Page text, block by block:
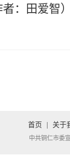
：田爱智）
首页 关于
中共铜仁市委